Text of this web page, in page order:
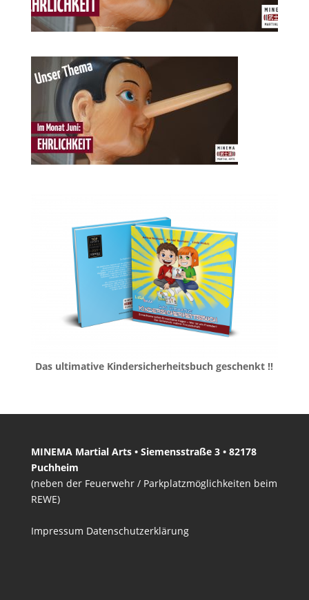
Das ultimative Kindersicherheitsbuch geschenkt !!
MINEMA Martial Arts • Siemensstraße 3 • 82178
Puchheim
(neben der Feuerwehr / Parkplatzmöglichkeiten beim
REWE)
Impressum Datenschutzerklärung